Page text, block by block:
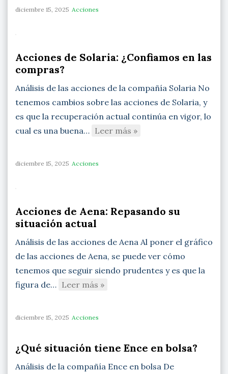
diciembre 15, 2025 Acciones
Acciones de Solaria: ¿Confiamos en las
compras?
Análisis de las acciones de la compañía Solaria No
tenemos cambios sobre las acciones de Solaria, y
es que la recuperación actual continúa en vigor, lo
cual es una buena… Leer más »
diciembre 15, 2025 Acciones
Acciones de Aena: Repasando su
situación actual
Análisis de las acciones de Aena Al poner el gráfico
de las acciones de Aena, se puede ver cómo
tenemos que seguir siendo prudentes y es que la
figura de… Leer más »
diciembre 15, 2025 Acciones
¿Qué situación tiene Ence en bolsa?
Análisis de la compañía Ence en bolsa De